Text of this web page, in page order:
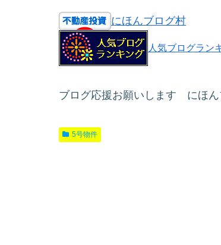
にほんブログ村
人気ブログラン
ブログ応援お願いします にほん
5号物件